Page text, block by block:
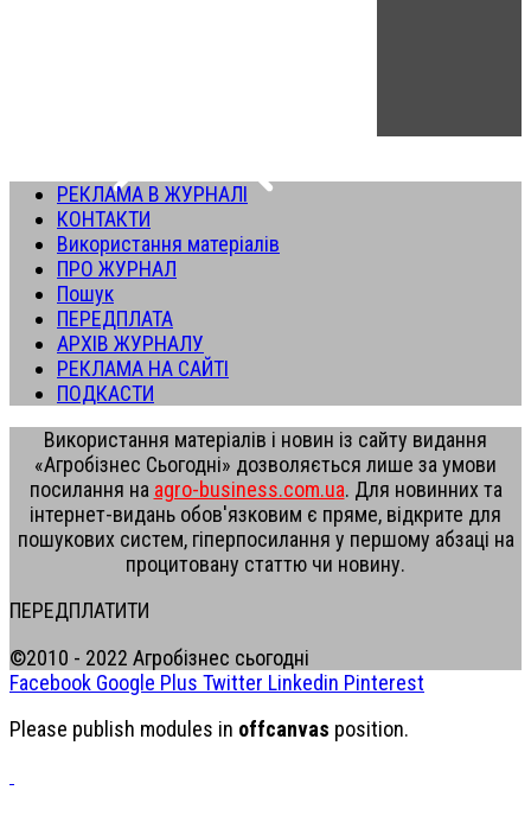
РЕКЛАМА В ЖУРНАЛІ
КОНТАКТИ
Використання матеріалів
ПРО ЖУРНАЛ
Пошук
ПЕРЕДПЛАТА
АРХІВ ЖУРНАЛУ
РЕКЛАМА НА САЙТІ
ПОДКАСТИ
Використання матеріалів і новин із сайту видання
«Агробізнес Сьогодні» дозволяється лише за умови
посилання на agro-business.com.ua. Для новинних та
інтернет-видань обов'язковим є пряме, відкрите для
пошукових систем, гіперпосилання у першому абзаці на
процитовану статтю чи новину.
ПЕРЕДПЛАТИТИ
©2010 - 2022 Агробізнес сьогодні
Facebook Google Plus Twitter Linkedin Pinterest
Please publish modules in offcanvas position.